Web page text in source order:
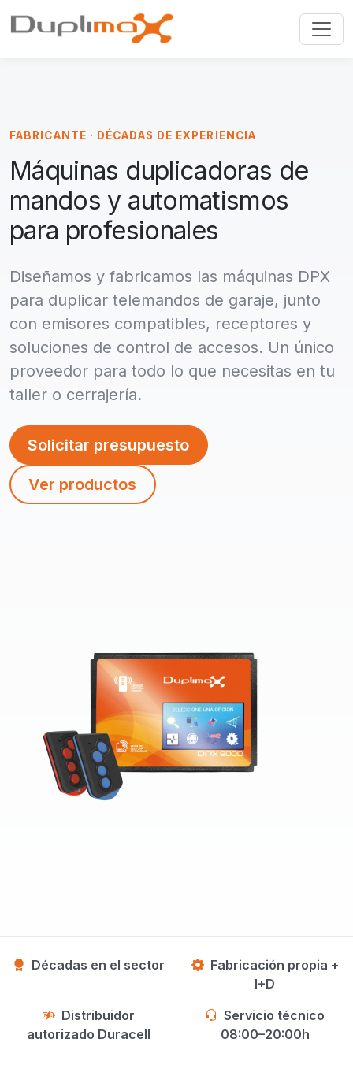
FABRICANTE · DÉCADAS DE EXPERIENCIA
Máquinas duplicadoras de
mandos y automatismos
para profesionales
Diseñamos y fabricamos las máquinas DPX
para duplicar telemandos de garaje, junto
con emisores compatibles, receptores y
soluciones de control de accesos. Un único
proveedor para todo lo que necesitas en tu
taller o cerrajería.
Solicitar presupuesto
Ver productos
Décadas en el sector
Fabricación propia +
I+D
Distribuidor
autorizado Duracell
Servicio técnico
08:00–20:00h